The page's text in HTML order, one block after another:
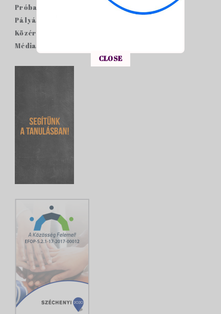
Próbaidőpontok
Pályázatok
Közérdekű adatok
Média
This popup will close in:
CLOSE